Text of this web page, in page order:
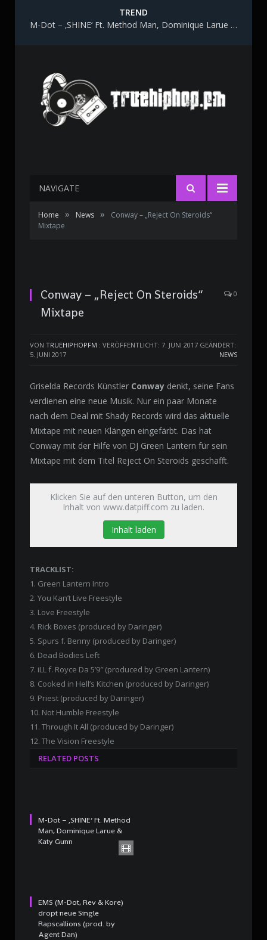
TREND
M-Dot – ‚SHINE‘ Ft. Method Man, Dominique Larue & Katy Gunn
NAVIGATE
Home » News »
Conway – „Reject On Steroids“
Mixtape
Conway – „Reject On Steroids“
Mixtape
0
VON TRUEHIPHOPFM : VERÖFFENTLICHT: 7. JUNI 2017 GEÄNDERT:
5. JUNI 2017
NEWS
Griselda Records Künstler Conway denkt, seine Fans
verdienen eine neue Musik. Nur ein paar Monate
nach dem Deal mit Shady Records wird das aktuelle
Mixtape mit neuen Klängen eingefärbt. Das hat
Conway mit der Hilfe von DJ Green Lantern für sein
Mixtape mit dem Titel Reject On Steroids geschafft.
Klicken Sie auf den unteren Button, um den
Inhalt von www.datpiff.com zu laden.
Inhalt laden
TRACKLIST:
1. Green Lantern Intro
2. You Kan’t Live Freestyle
3. Love Freestyle
4. Rick Boxes (produced by Daringer)
5. Spurs f. Benny (produced by Daringer)
6. Dead Bodies Left
7. iLL f. Royce Da 5’9″ (produced by Green Lantern)
8. Cooked in Hell’s Kitchen (produced by Daringer)
9. Priest (produced by Daringer)
10. Not Humble Freestyle
11. Through It All (produced by Daringer)
12. The Vision Freestyle
RELATED POSTS
M-Dot – ‚SHINE‘ Ft. Method
Man, Dominique Larue &
Katy Gunn
EMS (M-Dot, Rev & Kore)
dropt neue Single
Rapscallions (prod. by
Agent Dan)